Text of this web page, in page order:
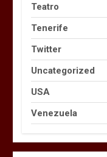
Teatro
Tenerife
Twitter
Uncategorized
USA
Venezuela